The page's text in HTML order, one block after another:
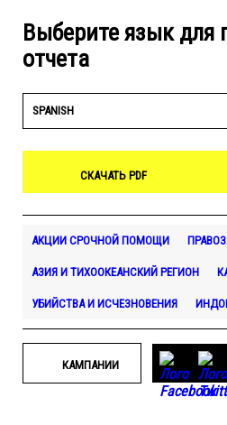
Выберите язык для
отчета
SPANISH
СКАЧАТЬ PDF
АКЦИИ СРОЧНОЙ ПОМОЩИ
АЗИЯ И ТИХООКЕАНСКИЙ РЕГИОН
УБИЙСТВА И ИСЧЕЗНОВЕНИЯ
КАМПАНИИ